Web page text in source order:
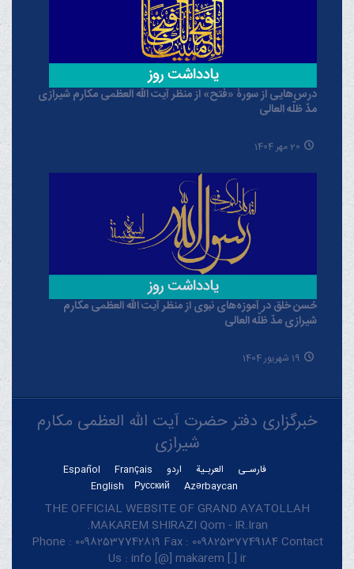
درس‌هایی از سورۀ «فتح» از منظر آیت الله العظمی مکارم شیرازی
مدّ ظلّه العالی
20 مهر 1404
حُسن خلق در آموزه‌های نبوی از منظر آیت الله العظمی مکارم
شیرازی مدّ ظلّه العالی
19 شهریور 1404
خبرگزاری دفتر حضرت آیت الله العظمی مکارم
شیرازی
فارسـی العربـیة اردو Français
Español
Azərbaycan
Русский
English
THE OFFICIAL WEBSITE OF GRAND AYATOLLAH
MAKAREM SHIRAZI Qom - IR.Iran.
Phone : 00982537742819 Fax : 00982537749184 Contact
Us : info [@] makarem [.] ir